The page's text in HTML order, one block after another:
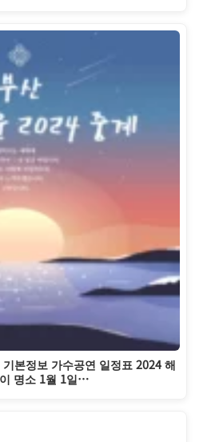
본정보 가수공연 일정표 2024 해
명소 1월 1일…